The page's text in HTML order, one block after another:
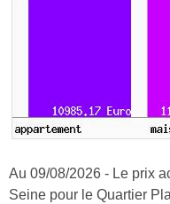
Au 09/08/2026 - Le prix
Seine pour le Quartier